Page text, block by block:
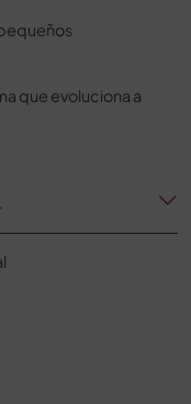
que evoluciona a